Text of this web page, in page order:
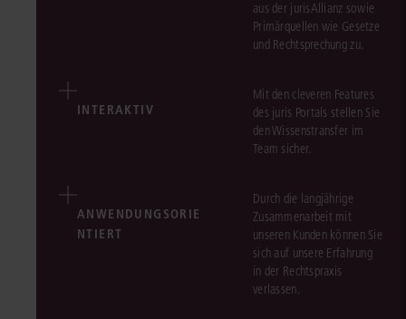
aus der jurisAllianz sowie
Primärquellen wie Gesetze
und Rechtsprechung zu.
INTERAKTIV
Mit den cleveren Features
des juris Portals stellen Sie
den Wissenstransfer im
Team sicher.
ANWENDUNGSORIE
NTIERT
Durch die langjährige
Zusammenarbeit mit
unseren Kunden können Sie
sich auf unsere Erfahrung
in der Rechtspraxis
verlassen.